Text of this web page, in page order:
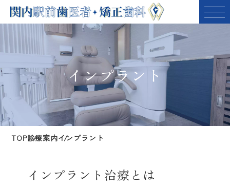
インプラント
TOP診療案内インプラント
インプラント治療とは